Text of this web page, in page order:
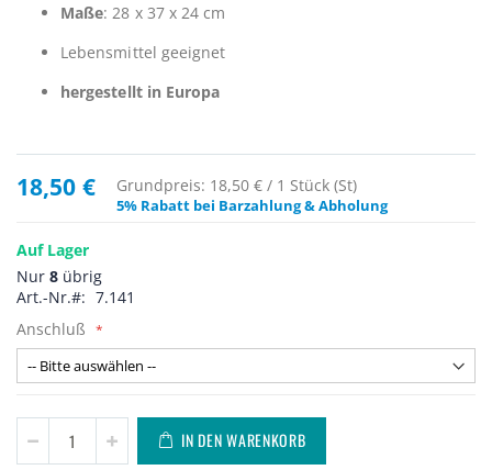
Maße: 28 x 37 x 24 cm
Lebensmittel geeignet
hergestellt in Europa
18,50 € Grundpreis: 18,50 € / 1 Stück (St)
5% Rabatt bei Barzahlung & Abholung
Auf Lager
Nur 8 übrig
Art.-Nr.
7.141
Anschluß
IN DEN WARENKORB